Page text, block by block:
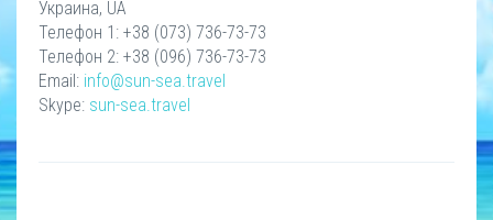
Украина, UA
Телефон 1: +38 (073) 736-73-73
Телефон 2: +38 (096) 736-73-73
Email: info@sun-sea.travel
Skype: sun-sea.travel